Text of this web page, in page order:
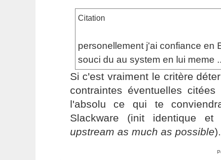
Citation
personellement j'ai confiance en
souci du au system en lui meme
Si c'est vraiment le critère
contraintes éventuelles
l'absolu ce qui te
Slackware (init identique
upstream as much as possible).